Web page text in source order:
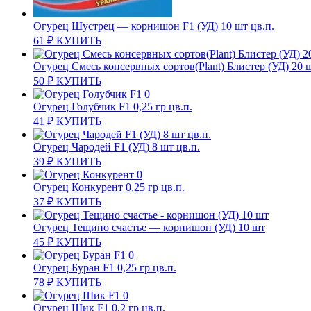
Огурец Шустрец — корнишон F1 (УД) 10 шт цв.п.
61 ₽ КУПИТЬ
Огурец Смесь консервных сортов(Plant) Блистер (УД) 20
50 ₽ КУПИТЬ
Огурец Голубчик F1 0,25 гр цв.п.
41 ₽ КУПИТЬ
Огурец Чародей F1 (УД) 8 шт цв.п.
39 ₽ КУПИТЬ
Огурец Конкурент 0,25 гр цв.п.
37 ₽ КУПИТЬ
Огурец Тещино счастье — корнишон (УД) 10 шт
45 ₽ КУПИТЬ
Огурец Буран F1 0,25 гр цв.п.
78 ₽ КУПИТЬ
Огурец Шик F1 0,2 гр цв.п.